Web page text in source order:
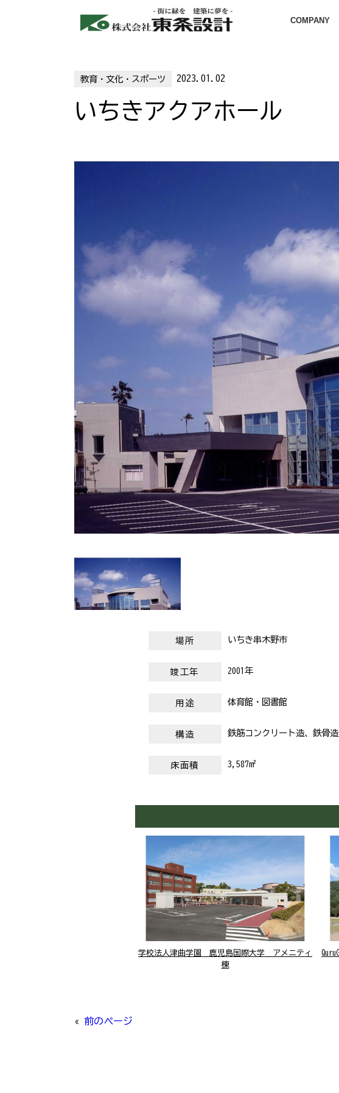
COMPANY
教育・文化・スポーツ 2023.01.02
いちきアクアホール
場所 いちき串木野市
竣工年 2001年
用途 体育館・図書館
構造 鉄筋コンクリート造、鉄骨造
床面積 3,587m²
学校法人津曲学園 鹿児島国際大学 アメニティ
棟
« 前のページ